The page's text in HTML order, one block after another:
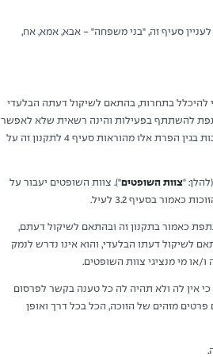
סעיף זה, "בני משפחה" - אבא, אמא, אח,
להיכלל בתחרות, בהתאם לשיקול דעתה הבלעדי
להשתתף בפעילות והינה רשאית שלא לאפשר
לתוכן משתתף להשתתף בתחרות מכל סיבה שלא תהא, בהתאם לשיקול דעתה הבלעדי, לרבות בגין הפרת אלו מהוראות סעיף ‏4 לתקנון זה על
צוות השופטים"). צוות השופטים יעבור על
בסעיף ‏3.2 לעיל.
כאמור בתקנון זה ובהתאם לשיקול דעתם,
לשיקול דעתו הבלעדי, והוא אינו נדרש לנמק
או מי מנציגי צוות השופטים.
אין לה ולא תהיה לה כל טענה בקשר לפרסום
מזהים של הזוכה, הכל בכל דרך ואופן